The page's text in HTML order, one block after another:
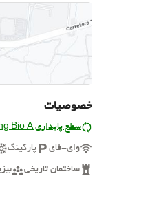
خصوصیات
سطح پایداری Rating Bio A
وای-فای پارکینگ
ساختمان تاریخی